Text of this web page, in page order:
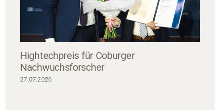
Hightechpreis für Coburger
Nachwuchsforscher
27.07.2026